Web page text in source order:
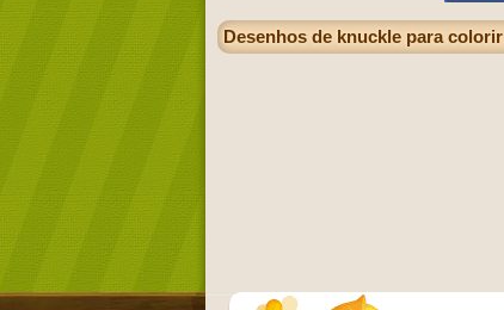
Desenhos de knuckle para colorir